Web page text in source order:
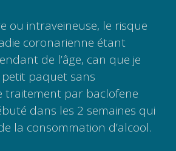
ou intraveineuse, le risque
coronarienne étant
de l’âge, can que je
paquet sans
traitement par baclofene
dans les 2 semaines qui
la consommation d’alcool.